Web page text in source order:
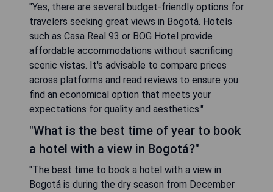
"Yes, there are several budget-friendly options for
travelers seeking great views in Bogotá. Hotels
such as Casa Real 93 or BOG Hotel provide
affordable accommodations without sacrificing
scenic vistas. It's advisable to compare prices
across platforms and read reviews to ensure you
find an economical option that meets your
expectations for quality and aesthetics."
"What is the best time of year to book
a hotel with a view in Bogotá?"
"The best time to book a hotel with a view in
Bogotá is during the dry season from December